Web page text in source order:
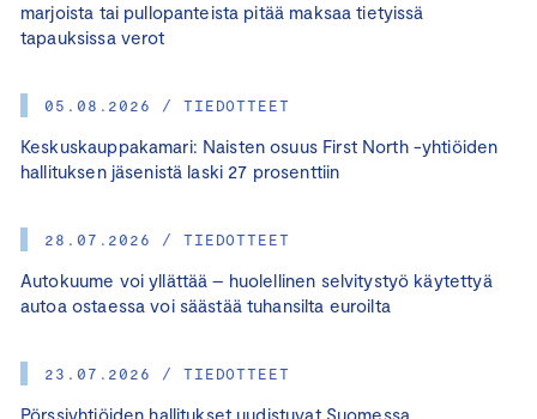
marjoista tai pullopanteista pitää maksaa tietyissä
tapauksissa verot
05.08.2026 / TIEDOTTEET
Keskuskauppakamari: Naisten osuus First North -yhtiöiden
hallituksen jäsenistä laski 27 prosenttiin
28.07.2026 / TIEDOTTEET
Autokuume voi yllättää – huolellinen selvitystyö käytettyä
autoa ostaessa voi säästää tuhansilta euroilta
23.07.2026 / TIEDOTTEET
Pörssiyhtiöiden hallitukset uudistuvat Suomessa